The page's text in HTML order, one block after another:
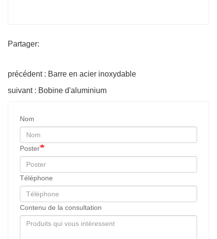
Partager:
précédent : Barre en acier inoxydable
suivant : Bobine d'aluminium
Nom
Poster
Téléphone
Contenu de la consultation